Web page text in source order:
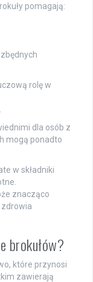
pomagają:
rolę w
dla osób z
mogą ponadto
w składniki
znacząco
brokułów?
które przynosi
zawierają